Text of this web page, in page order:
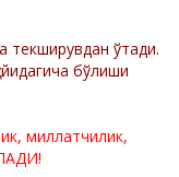
текширувдан ўтади.
бўлиши
миллатчилик,